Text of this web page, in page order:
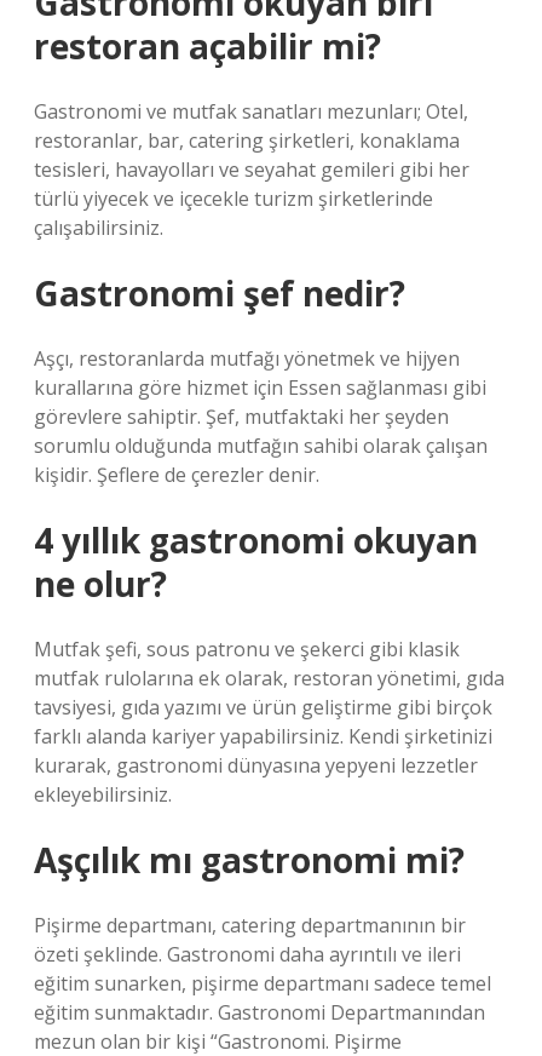
restoran açabilir mi?
Gastronomi ve mutfak sanatları mezunları; Otel,
restoranlar, bar, catering şirketleri, konaklama
tesisleri, havayolları ve seyahat gemileri gibi her
türlü yiyecek ve içecekle turizm şirketlerinde
çalışabilirsiniz.
Gastronomi şef nedir?
Aşçı, restoranlarda mutfağı yönetmek ve hijyen
kurallarına göre hizmet için Essen sağlanması gibi
görevlere sahiptir. Şef, mutfaktaki her şeyden
sorumlu olduğunda mutfağın sahibi olarak çalışan
kişidir. Şeflere de çerezler denir.
4 yıllık gastronomi okuyan
ne olur?
Mutfak şefi, sous patronu ve şekerci gibi klasik
mutfak rulolarına ek olarak, restoran yönetimi, gıda
tavsiyesi, gıda yazımı ve ürün geliştirme gibi birçok
farklı alanda kariyer yapabilirsiniz. Kendi şirketinizi
kurarak, gastronomi dünyasına yepyeni lezzetler
ekleyebilirsiniz.
Aşçılık mı gastronomi mi?
Pişirme departmanı, catering departmanının bir
özeti şeklinde. Gastronomi daha ayrıntılı ve ileri
eğitim sunarken, pişirme departmanı sadece temel
eğitim sunmaktadır. Gastronomi Departmanından
mezun olan bir kişi “Gastronomi. Pişirme